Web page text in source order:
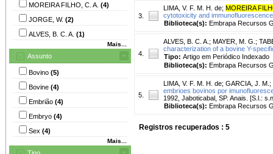
MOREIRA FILHO, C. A. (4)
JORGE, W. (2)
ALVES, B. C. A. (1)
Mais...
Assunto
Bovino (5)
Bovine (4)
Embrião (4)
Embryo (4)
Sex (4)
Mais...
Tipo
3.
LIMA, V. F. M. H. de; MOREIRA
cytotoxicity and
Biblioteca(s): Embrapa Recursos
4.
ALVES, B. C. A. ; MAYER, M. G. ;
characterization of a bovine Y-
Tipo: Artigo em Periódico Indexado
Biblioteca(s): Embrapa Recursos
5.
LIMA, V. F. M. H. de; GARCIA, J. M. ;
embrioes bovinos por
1992, Jaboticabal, SP. Anais. [S.l.:
Biblioteca(s): Embrapa Recursos
Registros recuperados : 5